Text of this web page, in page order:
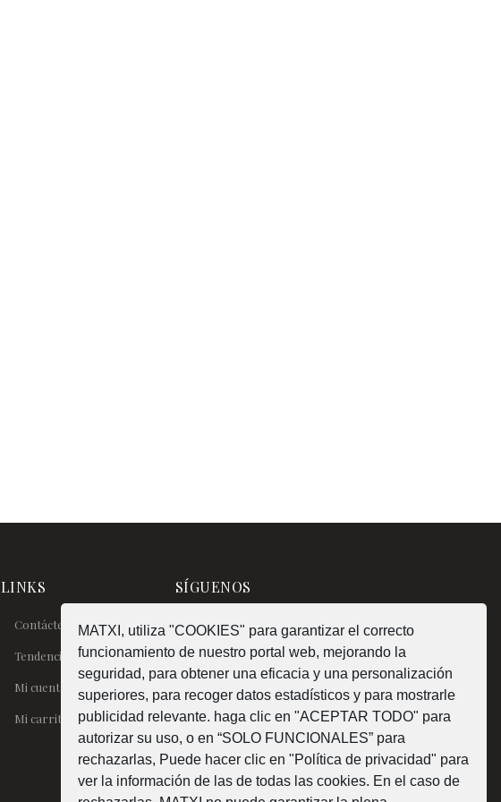
MATXI, utiliza "COOKIES" para garantizar el correcto
funcionamiento de nuestro portal web, mejorando la
seguridad, para obtener una eficacia y una personalización
superiores, para recoger datos estadísticos y para mostrarle
publicidad relevante. haga clic en "ACEPTAR TODO" para
autorizar su uso, o en “SOLO FUNCIONALES” para
rechazarlas, Puede hacer clic en "Política de privacidad" para
ver la información de las de todas las cookies. En el caso de
LINKS
Contáctenos
Tendencias
Mi cuenta
Mi carrito
SÍGUENOS
¿Como fabricamos?